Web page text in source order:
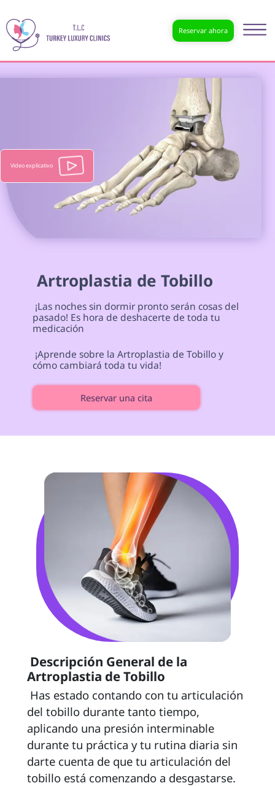
Reservar ahora
Artroplastia de Tobillo
pasado! Es hora de deshacerte de toda tu
medicación
cómo cambiará toda tu vida!
Reservar una cita
Video explicativo
Artroplastia de Tobillo
del tobillo durante tanto tiempo,
aplicando una presión interminable
durante tu práctica y tu rutina diaria sin
darte cuenta de que tu articulación del
tobillo está comenzando a desgastarse.